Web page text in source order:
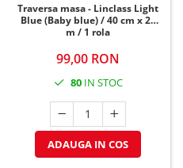
Traversa masa - Linclass Light
Blue (Baby blue) / 40 cm x 24
m / 1 rola
99,00 RON
80IN STOC
ADAUGA IN COS